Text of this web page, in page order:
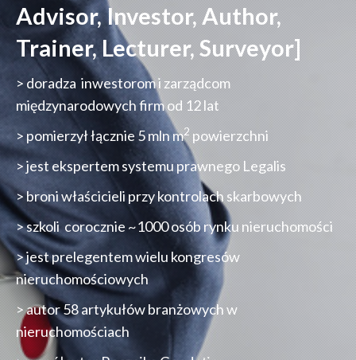
Advisor,Investor, Author,
Trainer, Lecturer, Surveyor]
> doradza inwestorom i zarządcom
międzynarodowych firm od 12 lat
> pomierzył łącznie 5 mln m2powierzchni
> jest ekspertem systemu prawnego Legalis
> broni właścicieli przy kontrolach skarbowych
> szkoli corocznie ~1000 osób rynku nieruchomości
> jest prelegentem wielu kongresów
nieruchomościowych
> autor 58 artykułów branżowych w
nieruchomościach